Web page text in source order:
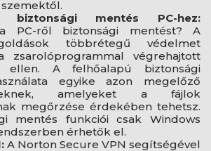
biztonsági mentés PC-hez:
PC-ről biztonsági mentést? A
többrétegű védelmet
zsarolóprogrammal végrehajtott
ellen. A felhőalapú biztonsági
egyike azon megelőző
amelyeket a fájlok
megőrzése érdekében tehetsz.
mentés funkciói csak Windows
érhetők el.
A Norton Secure VPN segítségével